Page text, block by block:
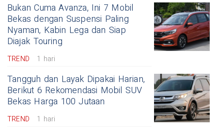
Bukan Cuma Avanza, Ini 7 Mobil
Bekas dengan Suspensi Paling
Nyaman, Kabin Lega dan Siap
Diajak Touring
TREND 1 hari
Tangguh dan Layak Dipakai Harian,
Berikut 6 Rekomendasi Mobil SUV
Bekas Harga 100 Jutaan
TREND 1 hari